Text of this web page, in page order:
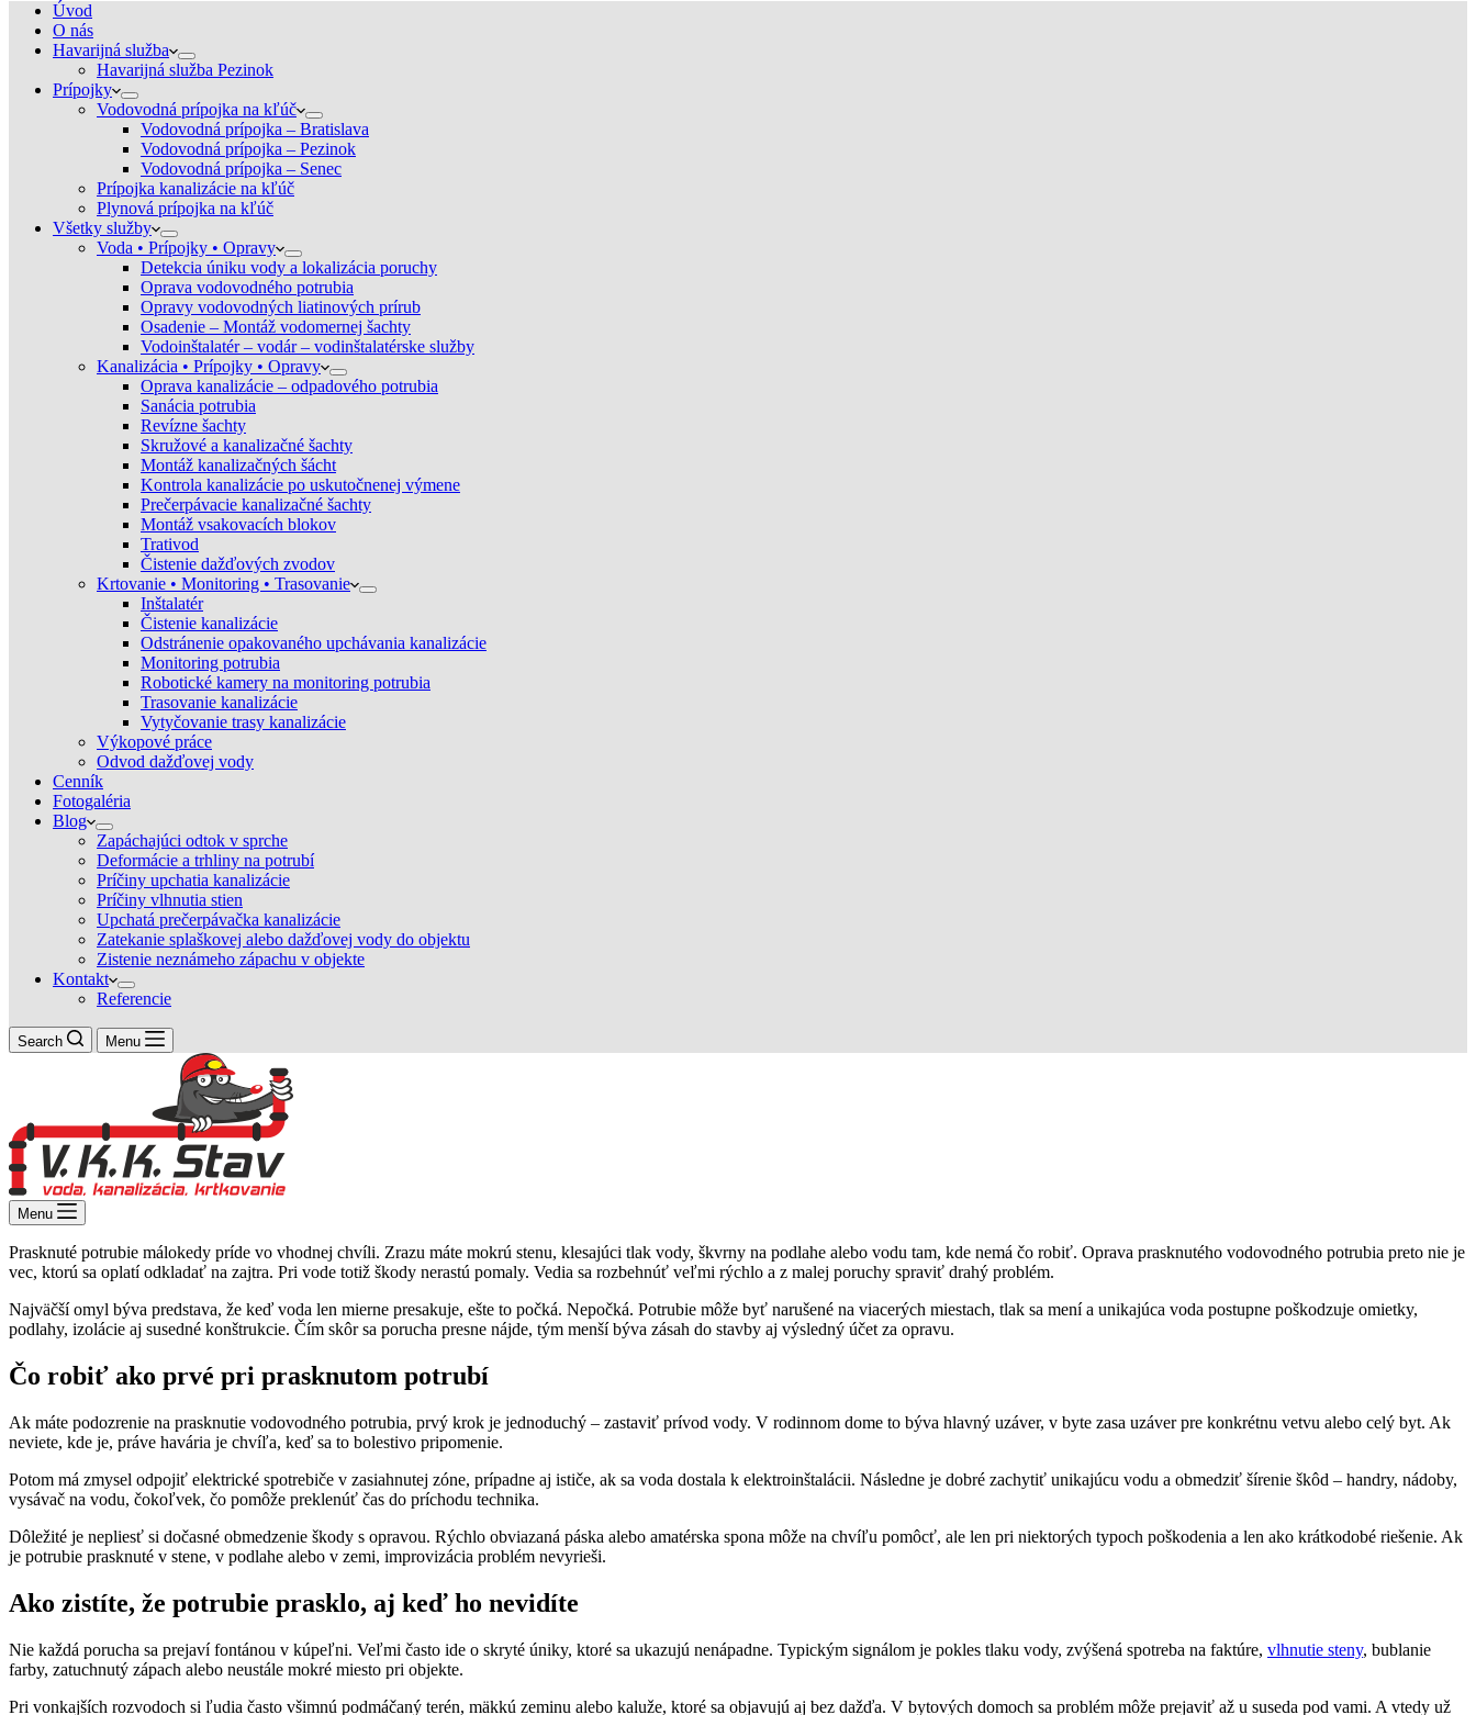
Úvod
O nás
Havarijná služba
Havarijná služba Pezinok
Prípojky
Vodovodná prípojka na kľúč
Vodovodná prípojka – Bratislava
Vodovodná prípojka – Pezinok
Vodovodná prípojka – Senec
Prípojka kanalizácie na kľúč
Plynová prípojka na kľúč
Všetky služby
Voda • Prípojky • Opravy
Detekcia úniku vody a lokalizácia poruchy
Oprava vodovodného potrubia
Opravy vodovodných liatinových prírub
Osadenie – Montáž vodomernej šachty
Vodoinštalatér – vodár – vodinštalatérske služby
Kanalizácia • Prípojky • Opravy
Oprava kanalizácie – odpadového potrubia
Sanácia potrubia
Revízne šachty
Skružové a kanalizačné šachty
Montáž kanalizačných šácht
Kontrola kanalizácie po uskutočnenej výmene
Prečerpávacie kanalizačné šachty
Montáž vsakovacích blokov
Trativod
Čistenie dažďových zvodov
Krtovanie • Monitoring • Trasovanie
Inštalatér
Čistenie kanalizácie
Odstránenie opakovaného upchávania kanalizácie
Monitoring potrubia
Robotické kamery na monitoring potrubia
Trasovanie kanalizácie
Vytyčovanie trasy kanalizácie
Výkopové práce
Odvod dažďovej vody
Cenník
Fotogaléria
Blog
Zapáchajúci odtok v sprche
Deformácie a trhliny na potrubí
Príčiny upchatia kanalizácie
Príčiny vlhnutia stien
Upchatá prečerpávačka kanalizácie
Zatekanie splaškovej alebo dažďovej vody do objektu
Zistenie neznámeho zápachu v objekte
Kontakt
Referencie
Search Menu
Menu
Prasknuté potrubie málokedy príde vo vhodnej chvíli. Zrazu máte mokrú stenu, klesajúci tlak vody, škvrny na podlahe alebo vodu tam, kde nemá čo robiť. Oprava prasknutého vodovodného potrubia preto nie je
vec, ktorú sa oplatí odkladať na zajtra. Pri vode totiž škody nerastú pomaly. Vedia sa rozbehnúť veľmi rýchlo a z malej poruchy spraviť drahý problém.
Najväčší omyl býva predstava, že keď voda len mierne presakuje, ešte to počká. Nepočká. Potrubie môže byť narušené na viacerých miestach, tlak sa mení a unikajúca voda postupne poškodzuje omietky,
podlahy, izolácie aj susedné konštrukcie. Čím skôr sa porucha presne nájde, tým menší býva zásah do stavby aj výsledný účet za opravu.
Čo robiť ako prvé pri prasknutom potrubí
Ak máte podozrenie na prasknutie vodovodného potrubia, prvý krok je jednoduchý – zastaviť prívod vody. V rodinnom dome to býva hlavný uzáver, v byte zasa uzáver pre konkrétnu vetvu alebo celý byt. Ak
neviete, kde je, práve havária je chvíľa, keď sa to bolestivo pripomenie.
Potom má zmysel odpojiť elektrické spotrebiče v zasiahnutej zóne, prípadne aj ističe, ak sa voda dostala k elektroinštalácii. Následne je dobré zachytiť unikajúcu vodu a obmedziť šírenie škôd – handry, nádoby,
vysávač na vodu, čokoľvek, čo pomôže preklenúť čas do príchodu technika.
Dôležité je nepliesť si dočasné obmedzenie škody s opravou. Rýchlo obviazaná páska alebo amatérska spona môže na chvíľu pomôcť, ale len pri niektorých typoch poškodenia a len ako krátkodobé riešenie. Ak
je potrubie prasknuté v stene, v podlahe alebo v zemi, improvizácia problém nevyrieši.
Ako zistíte, že potrubie prasklo, aj keď ho nevidíte
Nie každá porucha sa prejaví fontánou v kúpeľni. Veľmi často ide o skryté úniky, ktoré sa ukazujú nenápadne. Typickým signálom je pokles tlaku vody, zvýšená spotreba na faktúre, vlhnutie steny, bublanie
farby, zatuchnutý zápach alebo neustále mokré miesto pri objekte.
Pri vonkajších rozvodoch si ľudia často všimnú podmáčaný terén, mäkkú zeminu alebo kaluže, ktoré sa objavujú aj bez dažďa. V bytových domoch sa problém môže prejaviť až u suseda pod vami. A vtedy už